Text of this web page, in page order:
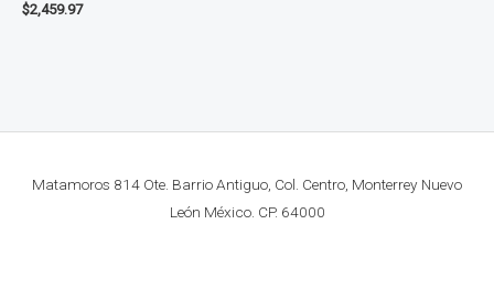
$2,459.97
Matamoros 814 Ote. Barrio Antiguo, Col. Centro, Monterrey Nuevo
León México. CP. 64000